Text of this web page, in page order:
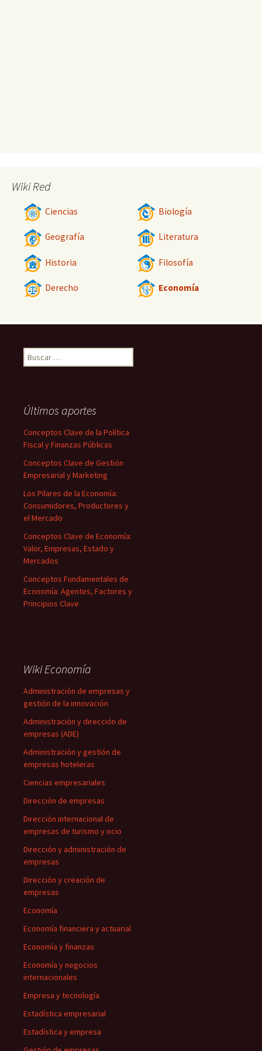
Wiki Red
Ciencias Biología
Geografía Literatura
Historia Filosofía
Derecho Economía
Buscar:
Últimos aportes
Conceptos Clave de la Política
Fiscal y Finanzas Públicas
Conceptos Clave de Gestión
Empresarial y Marketing
Los Pilares de la Economía:
Consumidores, Productores y
el Mercado
Conceptos Clave de Economía:
Valor, Empresas, Estado y
Mercados
Conceptos Fundamentales de
Economía: Agentes, Factores y
Principios Clave
Wiki Economía
Administración de empresas y
gestión de la innovación
Administración y dirección de
empresas (ADE)
Administración y gestión de
empresas hoteleras
Ciencias empresariales
Dirección de empresas
Dirección internacional de
empresas de turismo y ocio
Dirección y administración de
empresas
Dirección y creación de
empresas
Economía
Economía financiera y actuarial
Economía y finanzas
Economía y negocios
internacionales
Empresa y tecnología
Estadística empresarial
Estadística y empresa